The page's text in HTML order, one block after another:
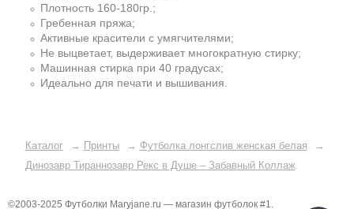
Плотность 160-180гр.;
Гребенная пряжа;
Активные красители с умягчителями;
Не выцветает, выдерживает многократную стирку;
Машинная стирка при 40 градусах;
Идеально для печати и вышивания.
Каталог → Принты → Футболка лонгслив женская белая
→
Динозавр Тираннозавр Рекс в Душе – Забавный Коллаж
©2003-2025 Футболки Maryjane.ru — магазин футболок #1.